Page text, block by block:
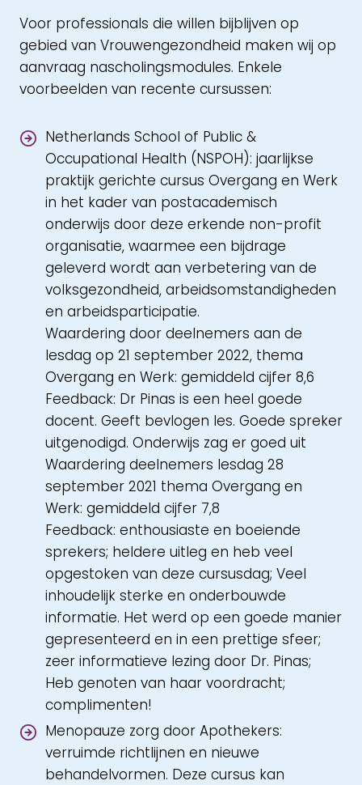
Voor professionals die willen bijblijven op
gebied van Vrouwengezondheid maken wij op
aanvraag nascholingsmodules. Enkele
voorbeelden van recente cursussen:
Netherlands School of Public &
Occupational Health (NSPOH): jaarlijkse
praktijk gerichte cursus Overgang en Werk
in het kader van postacademisch
onderwijs door deze erkende non-profit
organisatie, waarmee een bijdrage
geleverd wordt aan verbetering van de
volksgezondheid, arbeidsomstandigheden
en arbeidsparticipatie.
Waardering door deelnemers aan de
lesdag op 21 september 2022, thema
Overgang en Werk: gemiddeld cijfer 8,6
Feedback: Dr Pinas is een heel goede
docent. Geeft bevlogen les. Goede spreker
uitgenodigd. Onderwijs zag er goed uit
Waardering deelnemers lesdag 28
september 2021 thema Overgang en
Werk: gemiddeld cijfer 7,8
Feedback: enthousiaste en boeiende
sprekers; heldere uitleg en heb veel
opgestoken van deze cursusdag; Veel
inhoudelijk sterke en onderbouwde
informatie. Het werd op een goede manier
gepresenteerd en in een prettige sfeer;
zeer informatieve lezing door Dr. Pinas;
Heb genoten van haar voordracht;
complimenten!
Menopauze zorg door Apothekers:
verruimde richtlijnen en nieuwe
behandelvormen. Deze cursus kan